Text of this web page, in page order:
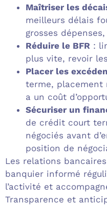
Maîtriser les
meilleurs délais
grosses
Réduire le BFR :
plus vite, revoir
Placer les
terme, placement
a un coût
Sécuriser un
de crédit court
négociés avant
position de
Les relations
banquier informé
l’activité et
Transparence et